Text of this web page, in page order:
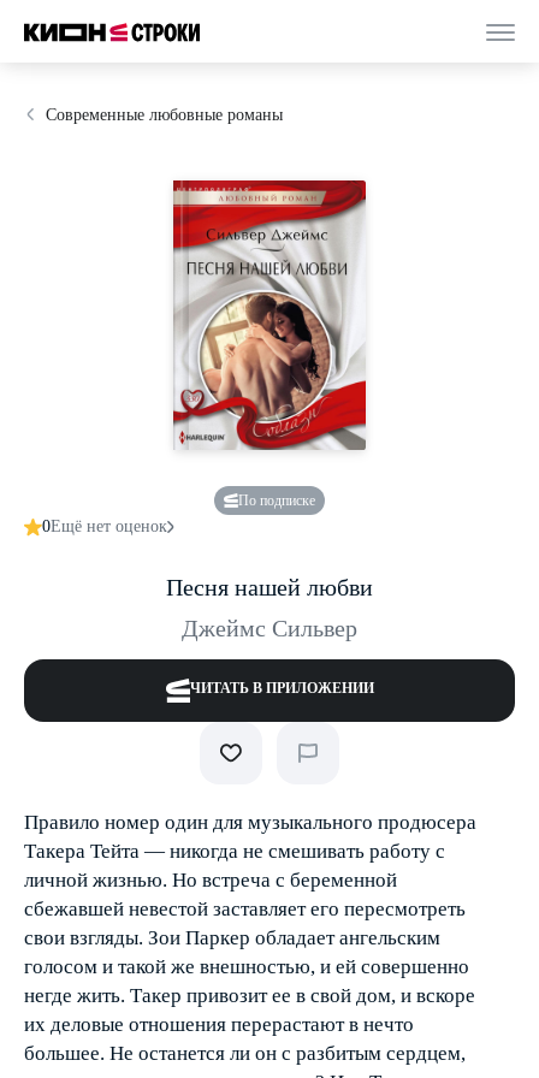
Современные любовные романы
По подписке
0Ещё нет оценок
Песня нашей любви
Джеймс Сильвер
ЧИТАТЬ В ПРИЛОЖЕНИИ
Правило номер один для музыкального продюсера
Такера Тейта — никогда не смешивать работу с
личной жизнью. Но встреча с беременной
сбежавшей невестой заставляет его пересмотреть
свои взгляды. Зои Паркер обладает ангельским
голосом и такой же внешностью, и ей совершенно
негде жить. Такер привозит ее в свой дом, и вскоре
их деловые отношения перерастают в нечто
большее. Не останется ли он с разбитым сердцем,